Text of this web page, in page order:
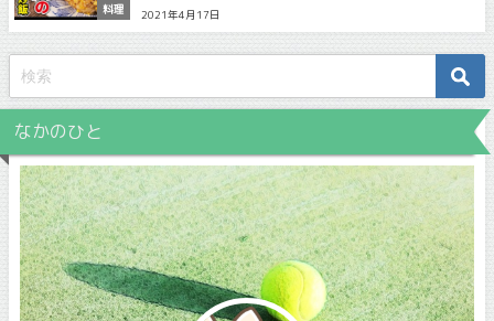
料理 2021年4月17日
なかのひと